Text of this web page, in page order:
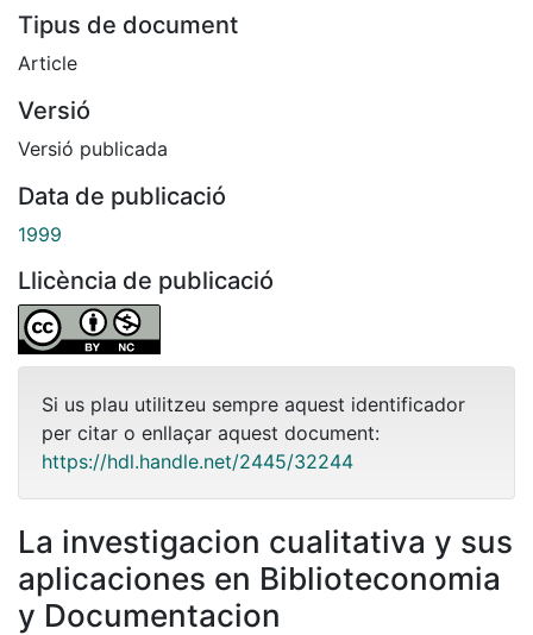
Tipus de document
Article
Versió
Versió publicada
Data de publicació
1999
Llicència de publicació
Si us plau utilitzeu sempre aquest identificador
per citar o enllaçar aquest document:
https://hdl.handle.net/2445/32244
La investigacion cualitativa y sus
aplicaciones en Biblioteconomia
y Documentacion